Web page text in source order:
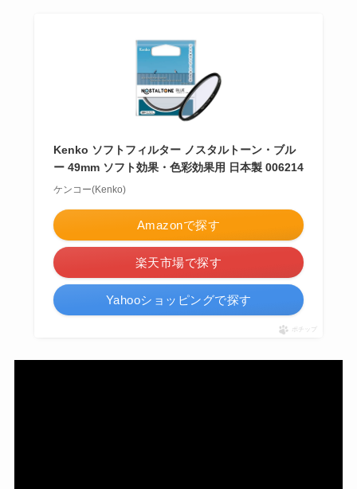
Kenko ソフトフィルター ノスタルトーン・ブル
ー 49mm ソフト効果・色彩効果用 日本製 006214
ケンコー(Kenko)
Amazonで探す
楽天市場で探す
Yahooショッピングで探す
ポチップ